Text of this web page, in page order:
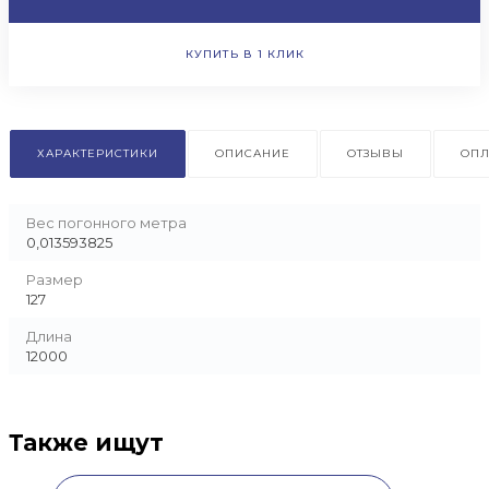
КУПИТЬ В 1 КЛИК
ХАРАКТЕРИСТИКИ ОПИСАНИЕ ОТЗЫВЫ
Вес погонного метра
0,013593825
Размер
127
Длина
12000
Также ищут